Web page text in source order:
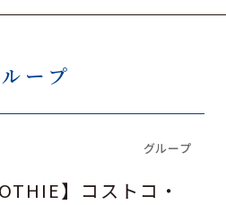
ープ
グループ
】コストコ・